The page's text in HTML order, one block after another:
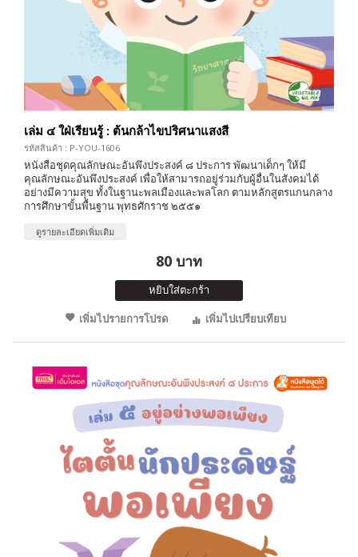
เล่ม ๔ ใฝ่เรียนรู้ : ต้นกล้าไขปริศนาแสงสี
รหัสสินค้า : P-YOU-1606
หนังสือชุดคุณลักษณะอันพึงประสงค์ ๘ ประการ พัฒนาเด็กๆ ให้มี
คุณลักษณะอันพึงประสงค์ เพื่อให้สามารถอยู่ร่วมกับผู้อื่นในสังคมได้
อย่างมีความสุข ทั้งในฐานะพลเมืองและพลโลก ตามหลักสูตรแกนกลาง
การศึกษาขั้นพื้นฐาน พุทธศักราช ๒๕๕๑
ดูรายละเอียดเพิ่มเติม
80 บาท
หยิบใส่ตะกร้า
เพิ่มไปรายการโปรด
เพิ่มไปเปรียบเทียบ